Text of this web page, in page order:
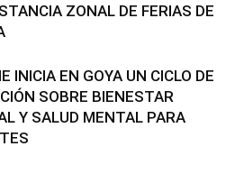
ZONAL DE FERIAS DE
INICIA EN GOYA UN CICLO DE
SOBRE BIENESTAR
Y SALUD MENTAL PARA